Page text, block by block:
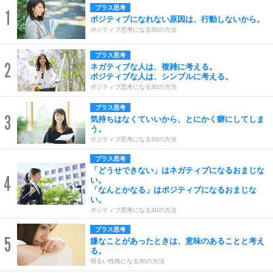
1 プラス思考
ポジティブになれない原因は、行動しないから。
ポジティブ思考になる30の方法
2
プラス思考
ネガティブな人は、複雑に考える。
ポジティブな人は、シンプルに考える。
ポジティブ思考になる30の方法
3
プラス思考
気持ちはなくていいから、とにかく癖にしてしま
う。
ポジティブ思考になる30の方法
4
プラス思考
「どうせできない」はネガティブになるおまじな
い。
「なんとかなる」はポジティブになるおまじな
い。
ポジティブ思考になる30の方法
5
プラス思考
嫌なことがあったときは、意味のあることと考え
る。
明るい性格になる30の方法